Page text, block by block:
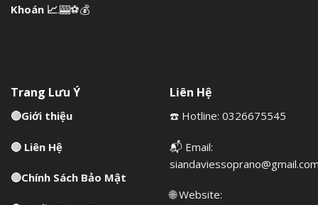
Khoán 📈.🎰⚽💰
Trang Lưu Ý
🔴Giới thiệu
🔴 Liên Hệ
🔴Chính Sách Bảo Mật
Liên Hệ
☎️ Hotline: 0326675545
📬 Email:
🌐 Website: